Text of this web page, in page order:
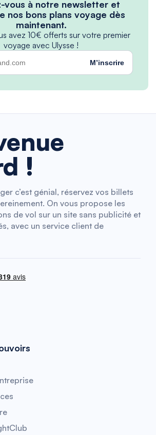
vous à notre newsletter et
nos bons plans voyage dès
maintenant.
avez 10€ offerts sur votre premier
voyage avec Ulysse !
M’inscrire
!
c’est génial, réservez vos billets
On vous propose les
de vol sur un site sans publicité et
avec un service client de